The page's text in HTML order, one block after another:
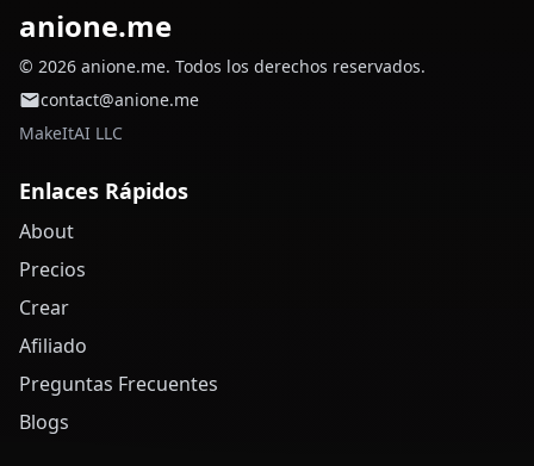
anione.me
© 2026 anione.me. Todos los derechos reservados.
contact@anione.me
MakeItAI LLC
Enlaces Rápidos
About
Precios
Crear
Afiliado
Preguntas Frecuentes
Blogs